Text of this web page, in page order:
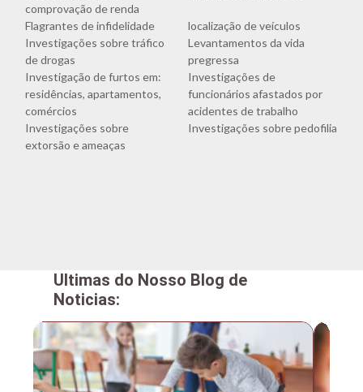
comprovação de renda
Flagrantes de infidelidade
localização de veículos
Investigações sobre tráfico
de drogas
Levantamentos da vida
pregressa
Investigação de furtos em:
residências, apartamentos,
comércios
Investigações de
funcionários afastados por
acidentes de trabalho
Investigações sobre
extorsão e ameaças
Investigações sobre pedofilia
Ultimas do Nosso Blog de
Noticias: